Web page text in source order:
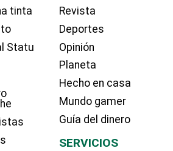
tinta
Statu
Revista
Deportes
Opinión
Planeta
Hecho en casa
Mundo gamer
Guía del dinero
SERVICIOS